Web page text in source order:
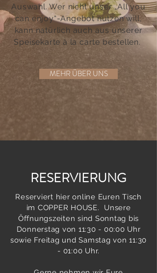
Auswahl. Wer nicht unser „All you
can enjoy“-Angebot nutzen will,
kann natürlich auch aus unserer
Speisekarte à la carte bestellen.
MEHR ÜBER UNS
RESERVIERUNG
Reserviert hier online Euren Tisch
im COPPER HOUSE. Unsere
Öffnungszeiten sind Sonntag bis
Donnerstag von 11:30 - 00:00 Uhr
sowie Freitag und Samstag von 11:30
- 01:00 Uhr.